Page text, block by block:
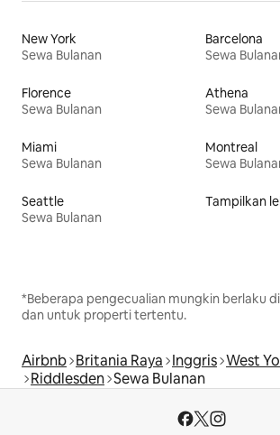
New York
Sewa Bulanan
Barcelona
Sewa
Florence
Sewa Bulanan
Athena
Sewa
Miami
Sewa Bulanan
Montreal
Sewa
Seattle
Sewa Bulanan
Tampilkan
*Beberapa pengecualian mungkin berlaku
dan untuk properti tertentu.
Airbnb Britania Raya Inggris West
Riddlesden Sewa Bulanan